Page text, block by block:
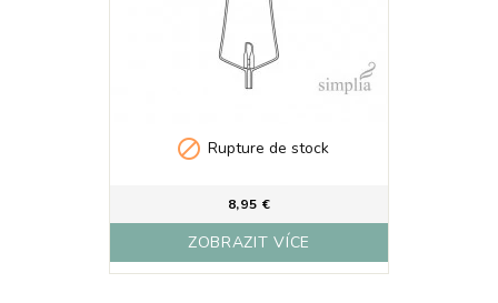
 Rupture de stock
8,95 €
ZOBRAZIT VÍCE